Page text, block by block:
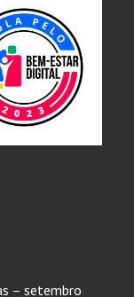
– setembro